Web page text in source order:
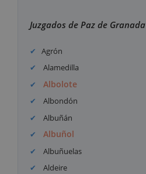
Juzgados de Paz de Granada
Agrón
Alamedilla
Albolote
Albondón
Albuñán
Albuñol
Albuñuelas
Aldeire